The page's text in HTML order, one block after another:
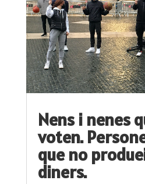
Nens i nenes
voten.
que no
diners.
abr. 6, 2021